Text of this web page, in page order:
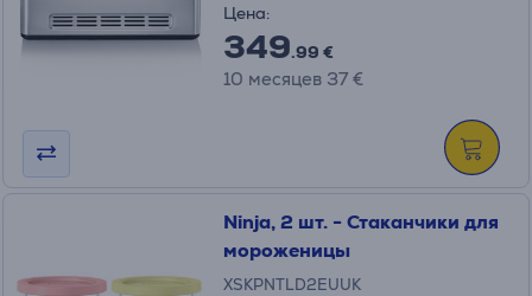
Цена:
349.99 €
10 месяцев 37 €
Ninja, 2 шт. - Стаканчики для
мороженицы
XSKPNTLD2EUUK